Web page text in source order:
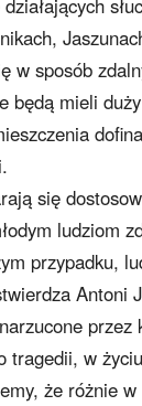
w sposób
będą mieli
się
ludziom
przypadku,
Antoni
w
że różnie